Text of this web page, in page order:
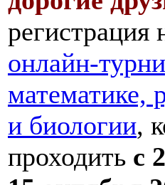
регистрация
онлайн-
математике,
и биологии,
проходить с